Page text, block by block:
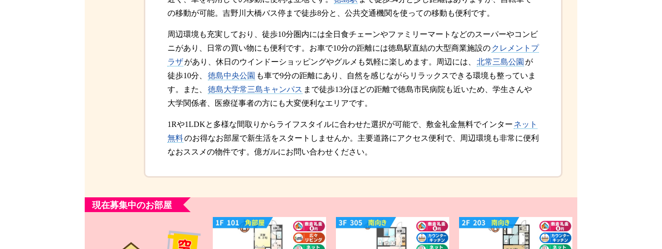
の移動が可能。吉野川大橋バス停まで徒歩8分と、公共交通機関を使っての移動も便利です。
周辺環境も充実しており、徒歩10分圏内には全日食チェーンやファミリーマートなどのスーパーやコンビ
ニがあり、日常の買い物にも便利です。お車で10分の距離には徳島駅直結の大型商業施設の クレメントプ
ラザがあり、休日のウインドーショッピングやグルメも気軽に楽しめます。周辺には、 北常三島公園 が
徒歩10分、
徳島中央公園 も車で9分の距離にあり、自然を感じながらリラックスできる環境も整っていま
す。また、
徳島大学常三島キャンパス まで徒歩13分ほどの距離で徳島市民病院も近いため、学生さんや
大学関係者、医療従事者の方にも大変便利なエリアです。
1Rや1LDKと多様な間取りからライフスタイルに合わせた選択が可能で、敷金礼金無料でインター ネット
無料のお得なお部屋で新生活をスタートしませんか。主要道路にアクセス便利で、周辺環境も非常に便利
なおススメの物件です。億ガルにお問い合わせください。
現在募集中のお部屋